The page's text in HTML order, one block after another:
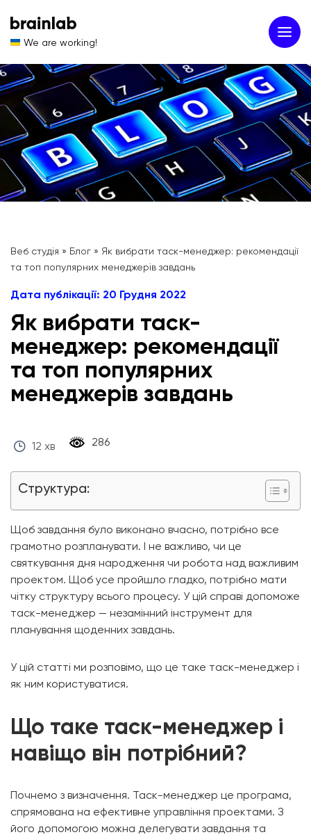
We are working!
Веб студія » Блог » Як вибрати таск-менеджер: рекомендації
та топ популярних менеджерів завдань
Дата публікації: 20 Грудня 2022
Як вибрати таск-
менеджер: рекомендації
та топ популярних
менеджерів завдань
12 хв ‎ 286 ‎
Структура:
Щоб завдання було виконано вчасно, потрібно все
грамотно розпланувати. І не важливо, чи це
святкування дня народження чи робота над важливим
проектом. Щоб усе пройшло гладко, потрібно мати
чітку структуру всього процесу. У цій справі допоможе
таск-менеджер — незамінний інструмент для
планування щоденних завдань.
У цій статті ми розповімо, що це таке таск-менеджер і
як ним користуватися.
Що таке таск-менеджер і
навіщо він потрібний?
Почнемо з визначення. Таск-менеджер це програма,
спрямована на ефективне управління проектами. З
його допомогою можна делегувати завдання та